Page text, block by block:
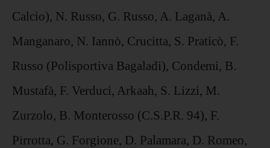
Calcio), N. Russo, G. Russo, A. Laganà, A.
Manganaro, N. Iannò, Crucitta, S. Praticò, F.
Russo (Polisportiva Bagaladi), Condemi, B.
Mustafà, F. Verduci, Arkaah, S. Lizzi, M.
Zurzolo, B. Monterosso (C.S.P.R. 94), F.
Pirrotta, G. Forgione, D. Palamara, D. Romeo,